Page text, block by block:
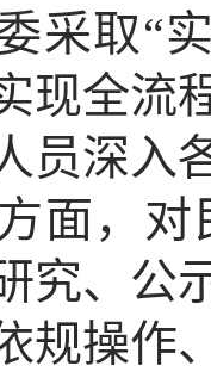
采取“
现全流
员深入
面，
究、公
规操作